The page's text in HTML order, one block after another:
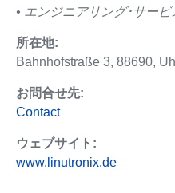
• エンジニアリング･サービ
所在地:
Bahnhofstraße 3, 88690,
お問合せ先:
Contact
ウェブサイト:
www.linutronix.de